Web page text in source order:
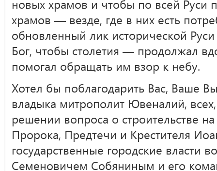
новых храмов и чтобы по всей Руси
храмов — везде, где в них есть
обновленный лик исторической
Бог, чтобы столетия — продолжал
помогал обращать им взор к небу.
Хотел бы поблагодарить Вас, Ваше
владыка митрополит Ювеналий,
решении вопроса о строительстве
Пророка, Предтечи и Крестителя
государственные городские власти
Семеновичем Собяниным и его